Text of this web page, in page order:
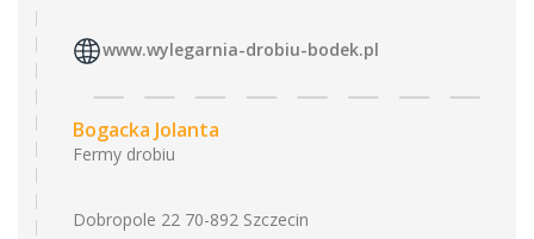
www.wylegarnia-drobiu-bodek.pl
Bogacka Jolanta
Fermy drobiu
Dobropole 22 70-892 Szczecin